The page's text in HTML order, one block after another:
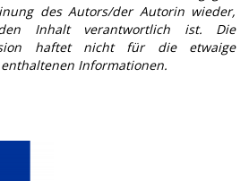
des Autors/der Autorin wieder,
Inhalt verantwortlich ist. Die
haftet nicht für die etwaige
Informationen.